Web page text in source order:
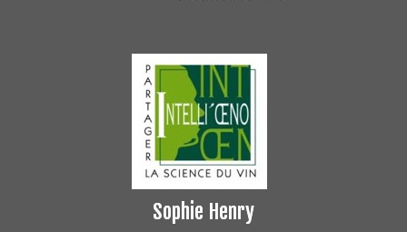
Sophie Henry